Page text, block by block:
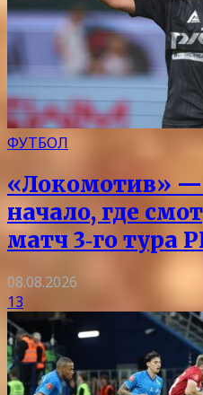
ФУТБОЛ
«Локомотив» —
начало, где
матч 3‑го тура
08.08.2026
13